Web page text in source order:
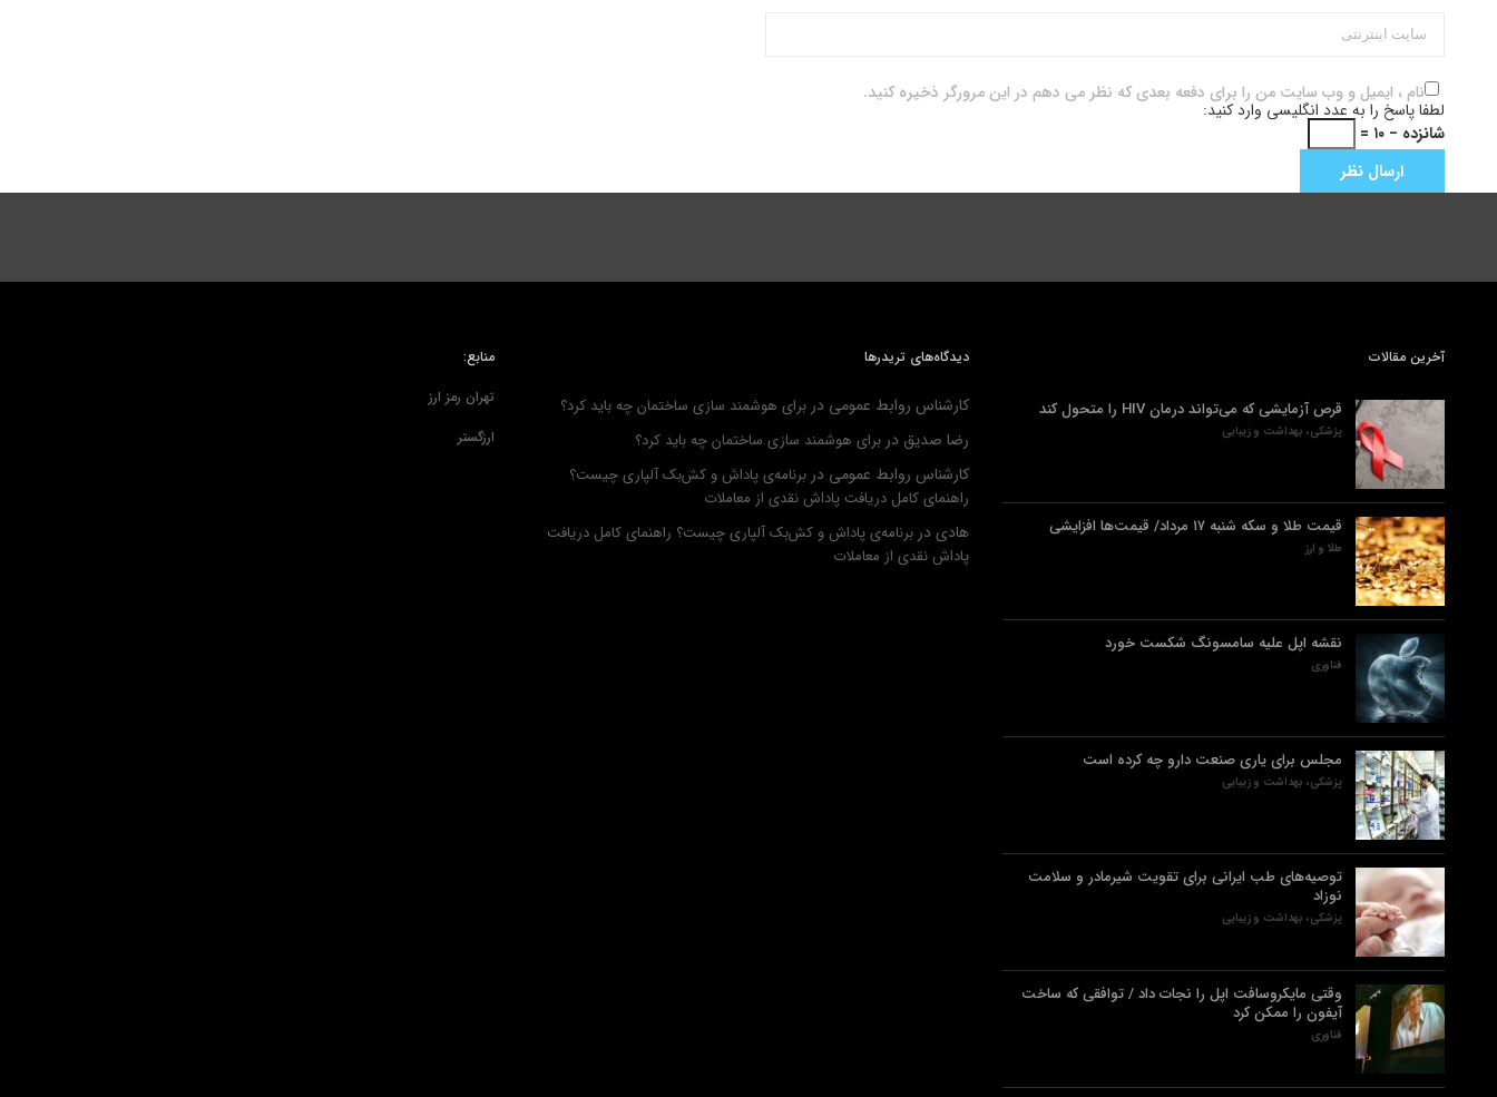
نام ، ایمیل و وب سایت من را برای دفعه بعدی که نظر می دهم در این مرورگر ذخیره کنید.
لطفا پاسخ را به عدد انگلیسی وارد کنید:
شانزده − ۱۰ =
آخرین مقالات
قرص آزمایشی که می‌تواند درمان HIV را متحول کند
پزشکی، بهداشت و زیبایی
قیمت طلا و سکه شنبه ۱۷ مرداد/ قیمت‌ها افزایشی
طلا و ارز
نقشه اپل علیه سامسونگ شکست خورد
فناوری
مجلس برای یاری صنعت دارو چه کرده است
پزشکی، بهداشت و زیبایی
توصیه‌های طب ایرانی برای تقویت شیرمادر و سلامت
نوزاد
پزشکی، بهداشت و زیبایی
وقتی مایکروسافت اپل را نجات داد / توافقی که ساخت
آیفون را ممکن کرد
فناوری
دیدگاه‌های تریدرها
کارشناس روابط عمومی در برای هوشمند سازی ساختمان چه باید کرد؟
رضا صدیق در برای هوشمند سازی ساختمان چه باید کرد؟
کارشناس روابط عمومی در برنامه‌ی پاداش و کش‌بک آلپاری چیست؟
راهنمای کامل دریافت پاداش نقدی از معاملات
هادیدر برنامه‌ی پاداش و کش‌بک آلپاری چیست؟ راهنمای کامل دریافت
پاداش نقدی از معاملات
منابع:
تهران رمز ارز
ارزگستر